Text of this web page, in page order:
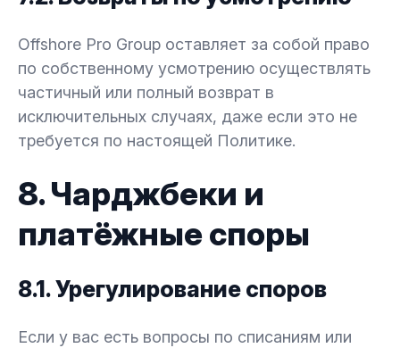
Offshore Pro Group оставляет за собой право
по собственному усмотрению осуществлять
частичный или полный возврат в
исключительных случаях, даже если это не
требуется по настоящей Политике.
8. Чарджбеки и
платёжные споры
8.1. Урегулирование споров
Если у вас есть вопросы по списаниям или